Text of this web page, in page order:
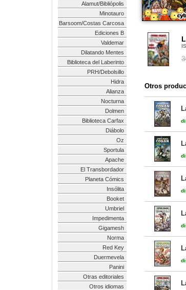
Alamut/Bibliópolis
Minotauro
Barsoom/Costas Carcosa
Ediciones B
Valdemar
Dilatando Mentes
Biblioteca del Laberinto
PRH/Debolsillo
Hidra
Alianza
Nocturna
Dolmen
Biblioteca Carfax
Diábolo
Oz
Sportula
Apache
El Transbordador
Planeta Cómics
Insólita
Booket
Umbriel
Impedimenta
Gigamesh
Norma
Red Key
Duermevela
Panini
Otras editoriales
Otros idiomas
Otros